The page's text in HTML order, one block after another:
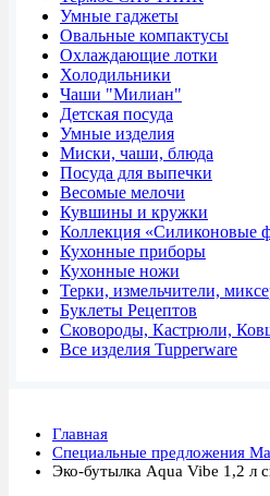
Умные гаджеты
Овальные компактусы
Охлаждающие лотки
Холодильники
Чаши "Милиан"
Детская посуда
Умные изделия
Миски, чаши, блюда
Посуда для выпечки
Весомые мелочи
Кувшины и кружки
Коллекция «Силиконовые
Кухонные приборы
Кухонные ножи
Терки, измельчители,
Буклеты Рецептов
Сковороды, Кастрюли,
Все изделия Tupperware
Главная
Специальные предложения
Эко-бутылка Aqua Vibe 1,2 л